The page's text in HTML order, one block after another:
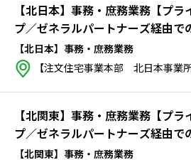
【北日本】事務・庶務業務【プ
プ／ゼネラルパートナーズ経由で
務未経験の方も歓迎！特別なスキ
【北日本】事務・庶務業務
【注文住宅事業本部 北日本事業所 北海道エリア】北海道 札幌市
【北関東】事務・庶務業務【プ
プ／ゼネラルパートナーズ経由で
務未経験の方も歓迎！特別なスキ
【北関東】事務・庶務業務